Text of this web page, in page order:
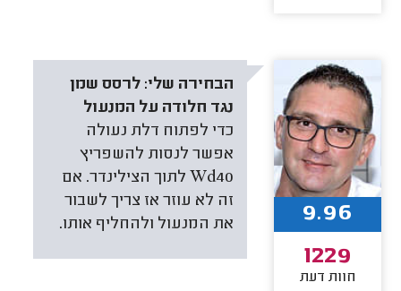
הבחירה שלי: לרסס שמן
נגד חלודה על המנעול
כדי לפתוח דלת נעולה
‏אפשר לנסות להשפריץ
Wd40 לתוך הצילינדר. אם
זה לא עוזר אז צריך לשבור
את המנעול ולהחליף אותו.
9.96
1229
חוות דעת